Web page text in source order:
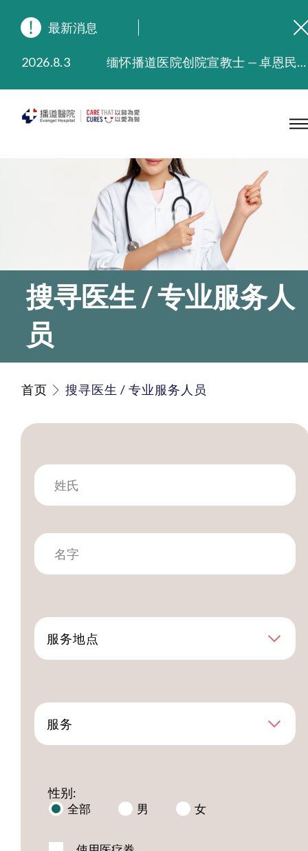
最新消息
2026.8.3
缅怀播道医院创院宣教士 — 卓恩民医生香港追思会
2025.9.23
本院在暴雨或台风警告信号 (包括黑色暴雨及8号或以上热带气旋警告信号) 下，仍会维持有限度服务。如有查询，可致电2711 5222。
搜寻医生 / 专业服务人
员
首页 搜寻医生 / 专业服务人员
服务地点
服务
性别:
全部 男 女